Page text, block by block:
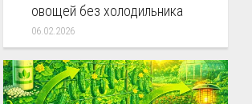
овощей без холодильника
06.02.2026